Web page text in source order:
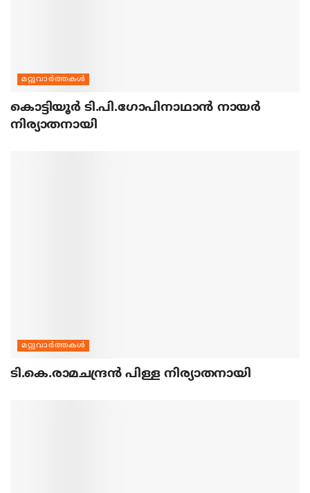
മറ്റുവാര്‍ത്തകള്‍
കൊട്ടിയൂര്‍ ടി.പി.ഗോപിനാഥാന്‍ നായര്‍
നിര്യാതനായി
മറ്റുവാര്‍ത്തകള്‍
ടി.കെ.രാമചന്ദ്രന്‍ പിള്ള നിര്യാതനായി